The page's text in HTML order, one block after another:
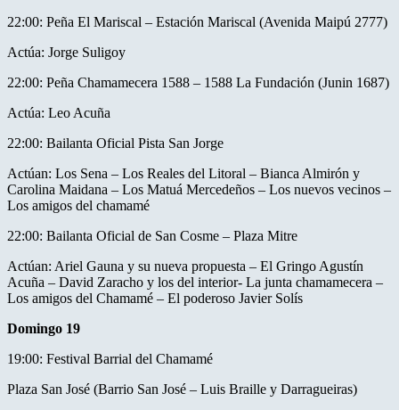
22:00: Peña El Mariscal – Estación Mariscal (Avenida Maipú 2777)
Actúa: Jorge Suligoy
22:00: Peña Chamamecera 1588 – 1588 La Fundación (Junin 1687)
Actúa: Leo Acuña
22:00: Bailanta Oficial Pista San Jorge
Actúan: Los Sena – Los Reales del Litoral – Bianca Almirón y
Carolina Maidana – Los Matuá Mercedeños – Los nuevos vecinos –
Los amigos del chamamé
22:00: Bailanta Oficial de San Cosme – Plaza Mitre
Actúan: Ariel Gauna y su nueva propuesta – El Gringo Agustín
Acuña – David Zaracho y los del interior- La junta chamamecera –
Los amigos del Chamamé – El poderoso Javier Solís
Domingo 19
19:00: Festival Barrial del Chamamé
Plaza San José (Barrio San José – Luis Braille y Darragueiras)